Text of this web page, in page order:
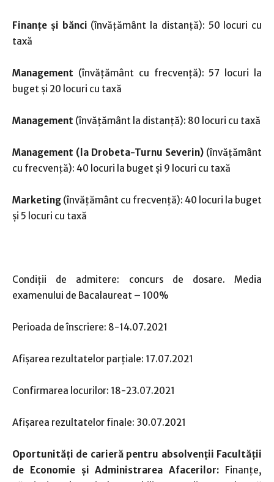
Finanţe şi bănci (învăţământ la distanță): 50 locuri cu
taxă
Management (învăţământ cu frecvență): 57 locuri la
buget şi 20 locuri cu taxă
Management (învăţământ la distanță): 80 locuri cu taxă
Management (la Drobeta-Turnu Severin) (învăţământ
cu frecvență): 40 locuri la buget şi 9 locuri cu taxă
Marketing (învăţământ cu frecvență): 40 locuri la buget
şi 5 locuri cu taxă
Condiții de admitere: concurs de dosare. Media
examenului de Bacalaureat – 100%
Perioada de înscriere: 8-14.07.2021
Afişarea rezultatelor parțiale: 17.07.2021
Confirmarea locurilor: 18-23.07.2021
Afişarea rezultatelor finale: 30.07.2021
Oportunităţi de carieră pentru absolvenţii Facultăţii
de Economie şi Administrarea Afacerilor: Finanțe,